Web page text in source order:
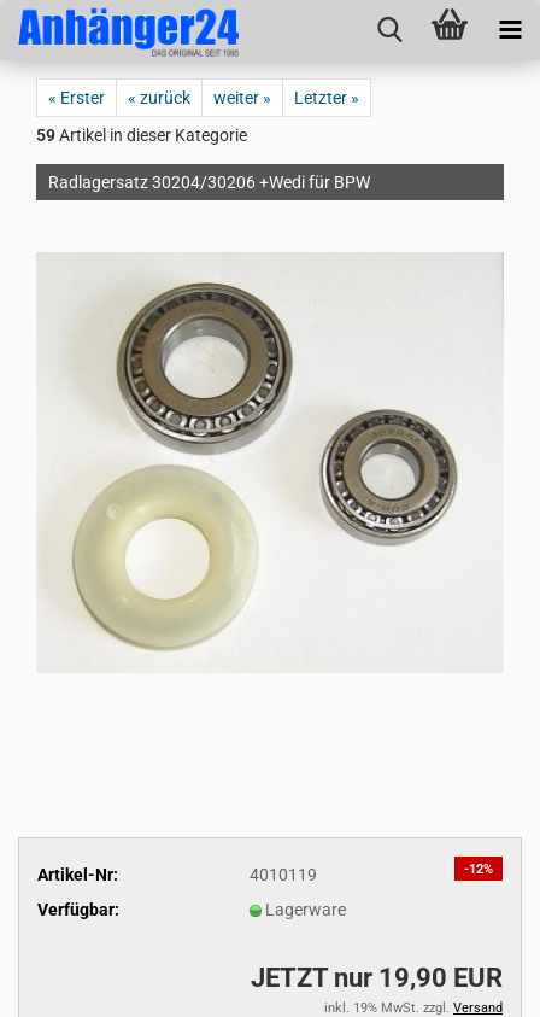
« Erster « zurück weiter »
Letzter »
59Artikel in dieser Kategorie
Radlagersatz 30204/30206 +Wedi für BPW
-12%
Artikel-Nr:
4010119
Verfügbar:
Lagerware
JETZT nur 19,90 EUR
inkl. 19% MwSt. zzgl. Versand